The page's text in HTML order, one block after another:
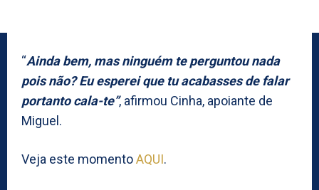
“Ainda bem, mas ninguém te perguntou nada
pois não? Eu esperei que tu acabasses de falar
portanto cala-te”, afirmou Cinha, apoiante de
Miguel.
Veja este momentoAQUI.